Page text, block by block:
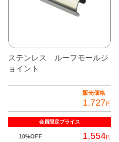
ステンレス ルーフモールジ
ョイント
販売価格
1,727円
会員限定プライス
10%OFF 1,554円